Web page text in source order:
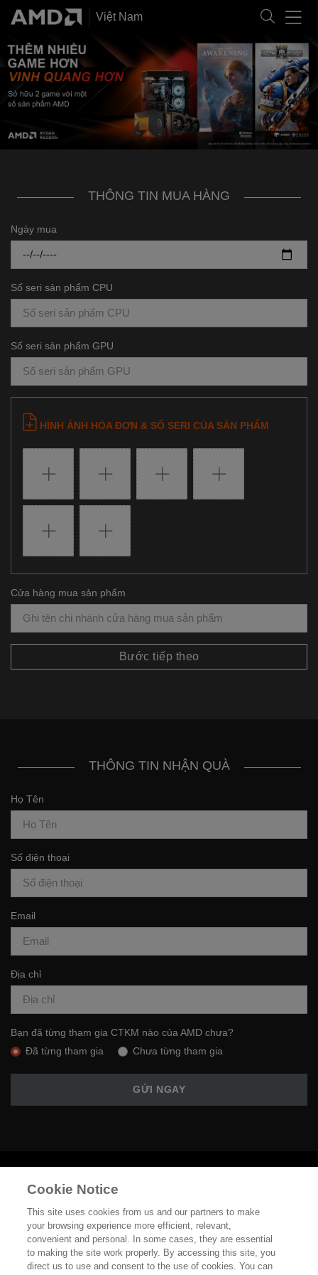
Việt Nam
THÔNG TIN MUA HÀNG
Ngày mua
Số seri sản phẩm CPU
Số seri sản phẩm GPU
HÌNH ẢNH HÓA ĐƠN & SỐ SERI CỦA SẢN PHẨM
Cửa hàng mua sản phẩm
Bước tiếp theo
THÔNG TIN NHẬN QUÀ
Họ Tên
Số điện thoại
Email
Địa chỉ
Bạn đã từng tham gia CTKM nào của AMD chưa?
Đã từng tham gia
Chưa từng tham gia
GỬI NGAY
Bảo Mật Thông Tin Cá Nhân
Cookie Notice
This site uses cookies from us and our partners to make
your browsing experience more efficient, relevant,
convenient and personal. In some cases, they are essential
to making the site work properly. By accessing this site, you
direct us to use and consent to the use of cookies. You can